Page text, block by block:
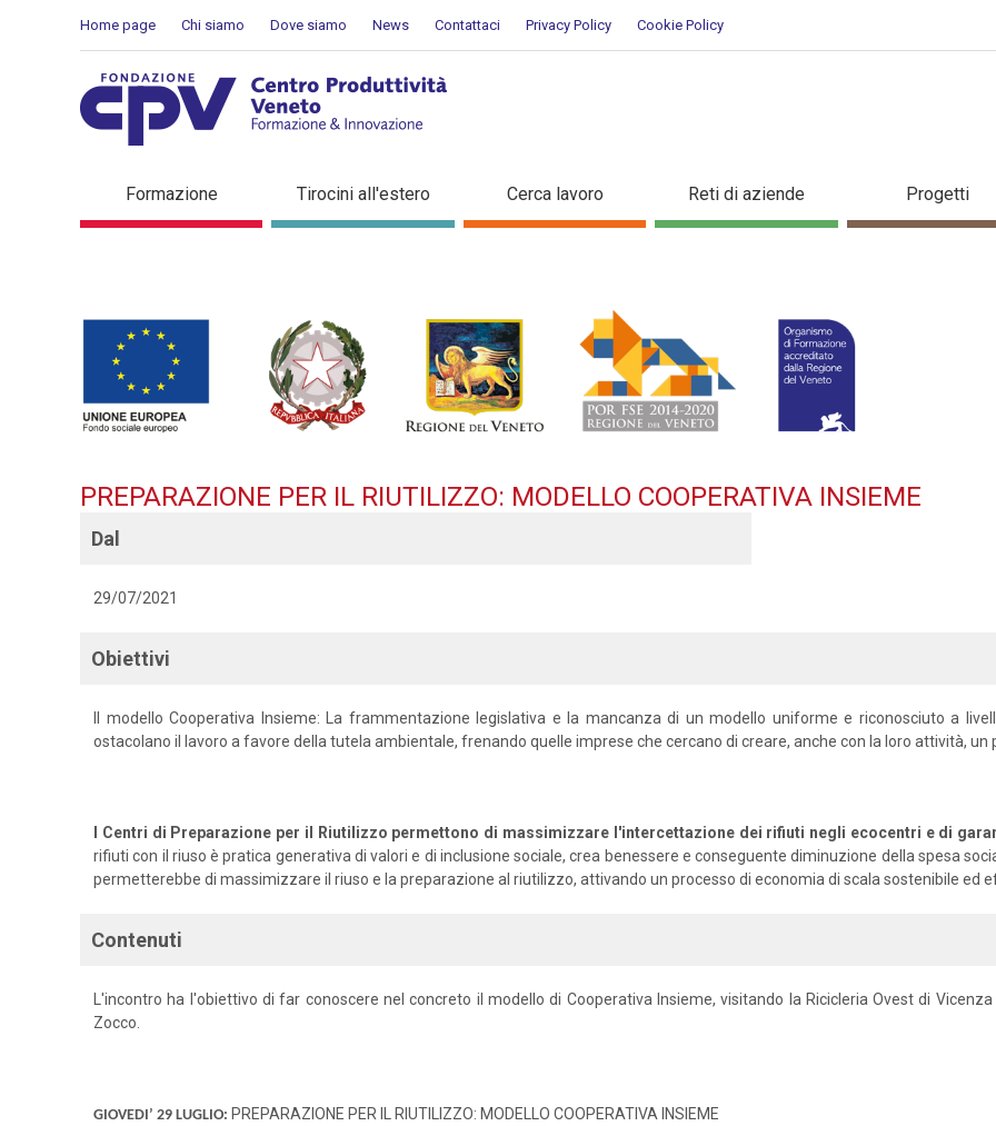
Home page Chi siamo Dove siamo News Contattaci Privacy Policy Cookie Policy
PREPARAZIONE PER IL RIUTILIZZO: MODELLO
Formazione Tirocini all'estero Cerca lavoro Reti di aziende Progetti
PREPARAZIONE PER IL RIUTILIZZO: MODELLO COOPERATIVA INSIEME
Dal
29/07/2021
Obiettivi
Il modello Cooperativa Insieme: La frammentazione legislativa e la mancanza di un modello uniforme e riconosciuto a
ostacolano il lavoro a favore della tutela ambientale, frenando quelle imprese che cercano di creare, anche con la loro attività, un
I Centri di Preparazione per il Riutilizzo permettono di massimizzare l'intercettazione dei rifiuti negli ecocentri e di
rifiuti con il riuso è pratica generativa di valori e di inclusione sociale, crea benessere e conseguente diminuzione della spesa
permetterebbe di massimizzare il riuso e la preparazione al riutilizzo, attivando un processo di economia di scala sostenibile ed
Contenuti
L'incontro ha l'obiettivo di far conoscere nel concreto il modello di Cooperativa Insieme, visitando la Ricicleria Ovest di
Zocco.
GIOVEDI’ 29 LUGLIO: PREPARAZIONE PER IL RIUTILIZZO: MODELLO COOPERATIVA INSIEME